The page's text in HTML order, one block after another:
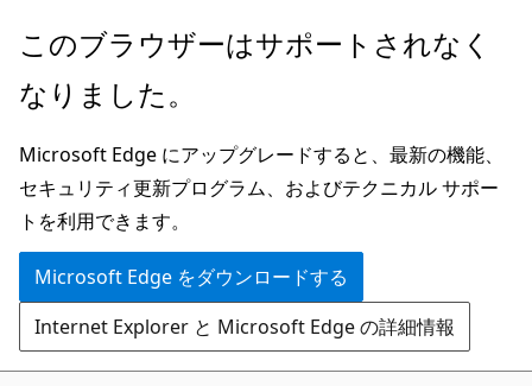
メ
ン
ン
テ
ン
ツ
に
ス
キ
このブラウザーはサポートされなく
なりました。
Microsoft Edge にアップグレードすると、最新の機能、
セキュリティ更新プログラム、およびテクニカル サポー
トを利用できます。
Microsoft Edge をダウンロードする
Internet Explorer と Microsoft Edge の詳細情報